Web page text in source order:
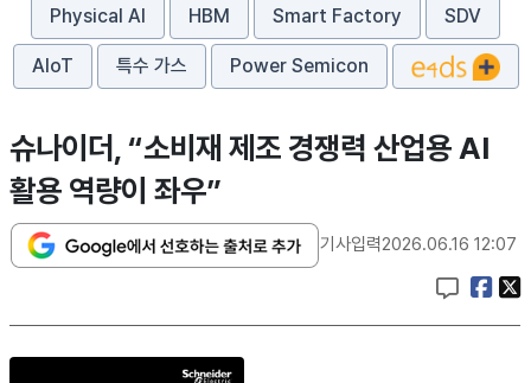
Physical AI HBM Smart Factory SDV
AIoT 특수 가스 Power Semicon
슈나이더, “소비재 제조 경쟁력 산업용 AI
활용 역량이 좌우”
기사입력2026.06.16 12:07